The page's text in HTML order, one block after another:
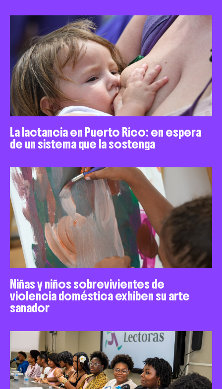
La lactancia en Puerto Rico: en espera
de un sistema que la sostenga
Niñas y niños sobrevivientes de
violencia doméstica exhiben su arte
sanador